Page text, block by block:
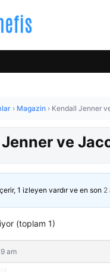
› Magazin › Kendall Jenner
ve
1 izleyen vardır ve en son 2
(toplam 1)
am